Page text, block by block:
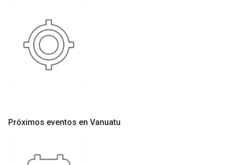
Próximos eventos en Vanuatu